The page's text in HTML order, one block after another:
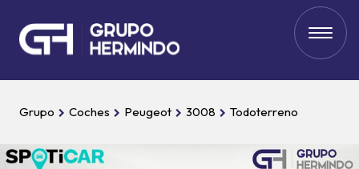
Grupo Coches Peugeot 3008 Todoterreno